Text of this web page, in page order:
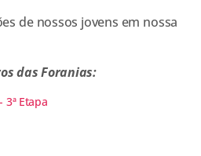
de nossos jovens em nossa
das Foranias: